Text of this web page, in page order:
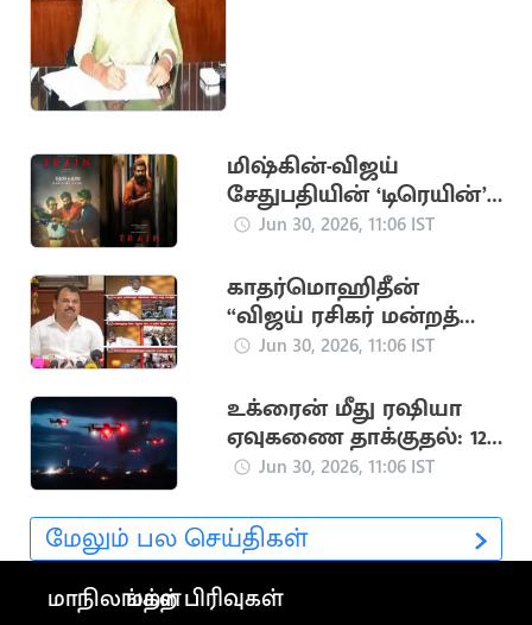
மிஷ்கின்-விஜய்
சேதுபதியின் ‘டிரெயின்’
பட டீசர் அப்டேட்
Jun 30, 2026, 11:06 IST
காதர்மொஹிதீன்
“விஜய் ரசிகர் மன்றத்
தலைவர் போல”
எம்.எம்.அப்துல்லா
Jun 30, 2026, 11:06 IST
உக்ரைன் மீது ரஷியா
ஏவுகணை தாக்குதல்: 12
பேர் பலி
Jun 30, 2026, 11:06 IST
மேலும் பல செய்திகள்
மாநிலங்கள்மற்ற பிரிவுகள்